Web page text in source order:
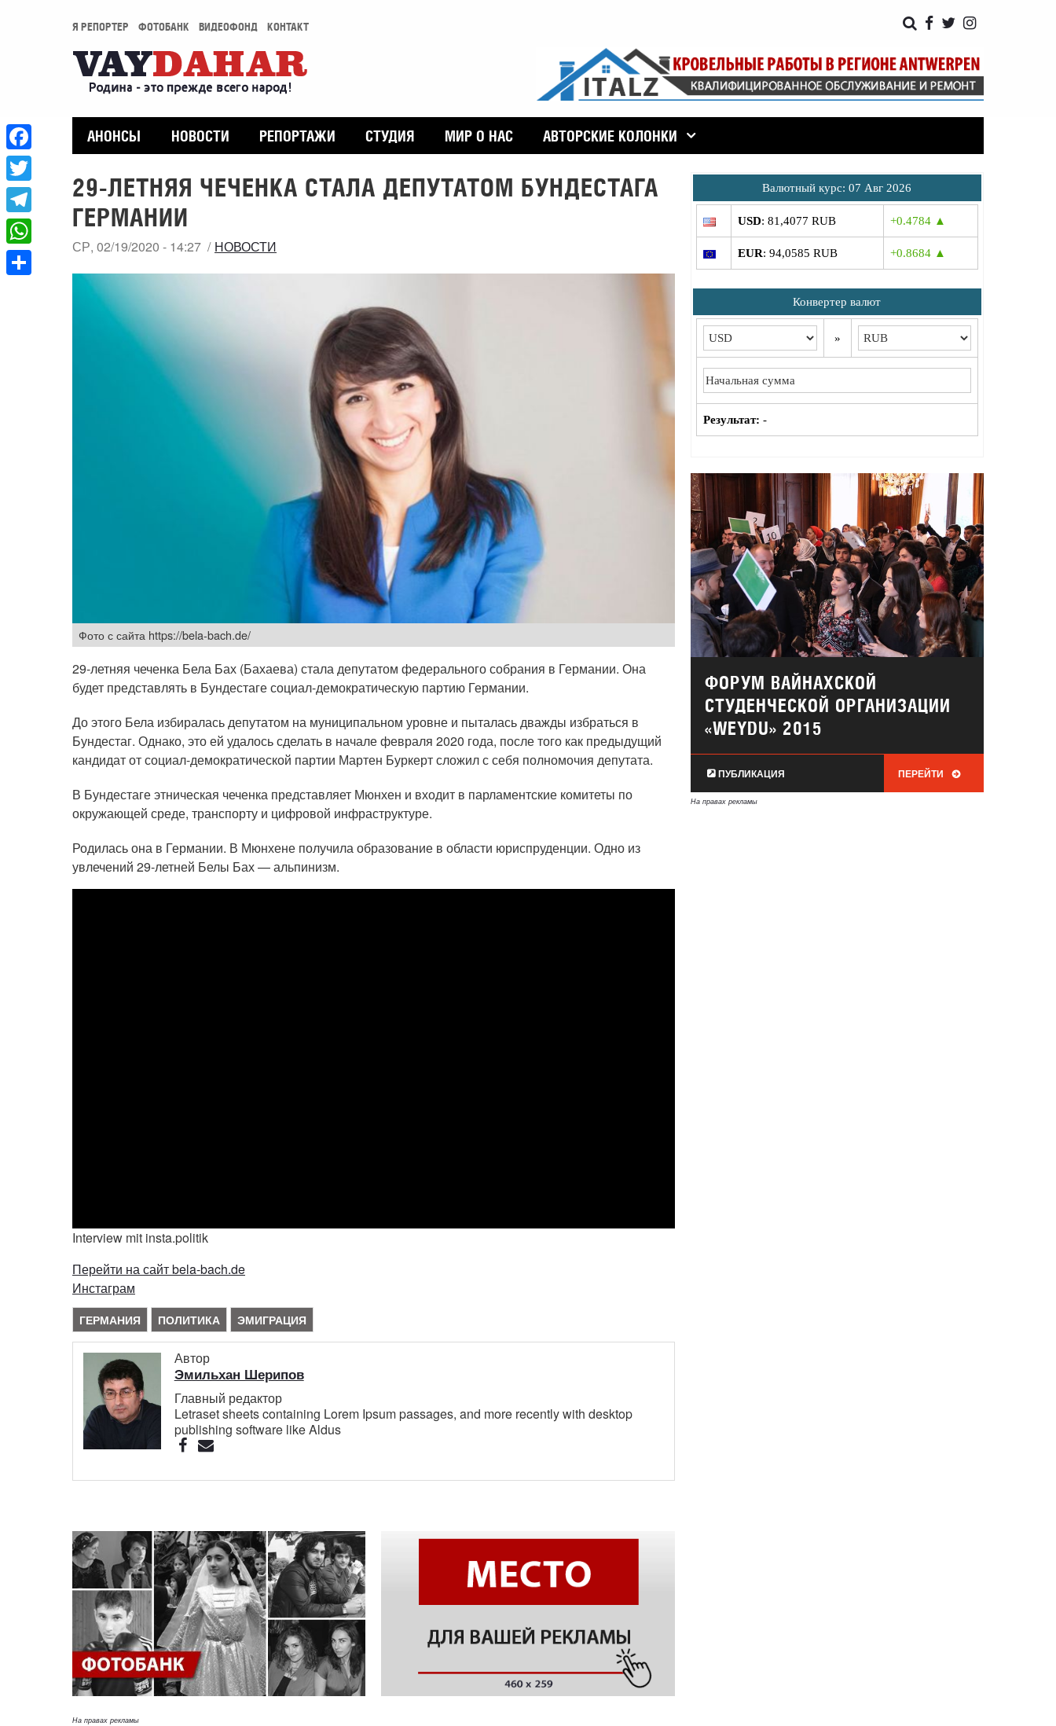
Я РЕПОРТЕР ФОТОБАНК ВИДЕОФОНД КОНТАКТ
АНОНСЫ НОВОСТИ РЕПОРТАЖИ СТУДИЯ МИР О НАС АВТОРСКИЕ КОЛОНКИ
29-ЛЕТНЯЯ ЧЕЧЕНКА СТАЛА ДЕПУТАТОМ БУНДЕСТАГА
ГЕРМАНИИ
СР, 02/19/2020 - 14:27 НОВОСТИ
Фото с сайта https://bela-bach.de/
29-летняя чеченка Бела Бах (Бахаева) стала депутатом федерального собрания в Германии. Она
будет представлять в Бундестаге социал-демократическую партию Германии.
До этого Бела избиралась депутатом на муниципальном уровне и пыталась дважды избраться в
Бундестаг. Однако, это ей удалось сделать в начале февраля 2020 года, после того как предыдущий
кандидат от социал-демократической партии Мартен Буркерт сложил с себя полномочия депутата.
В Бундестаге этническая чеченка представляет Мюнхен и входит в парламентские комитеты по
окружающей среде, транспорту и цифровой инфраструктуре.
Родилась она в Германии. В Мюнхене получила образование в области юриспруденции. Одно из
увлечений 29-летней Белы Бах — альпинизм.
Interview mit insta.politik
Перейти на сайт bela-bach.de
Инстаграм
ГЕРМАНИЯ ПОЛИТИКА ЭМИГРАЦИЯ
Автор
Эмильхан Шерипов
Главный редактор
Letraset sheets containing Lorem Ipsum passages, and more recently with desktop
publishing software like Aldus
На правах рекламы
Facebook
Twitter
Telegram
WhatsApp
Bалютный курс: 07 Авг 2026
USD: 81,4077 RUB +0.4784 ▲
EUR: 94,0585 RUB +0.8684 ▲
Конвертер валют
»
Результат: -
ФОРУМ ВАЙНАХСКОЙ
СТУДЕНЧЕСКОЙ ОРГАНИЗАЦИИ
«WEYDU» 2015
ПУБЛИКАЦИЯ ПЕРЕЙТИ
На правах рекламы